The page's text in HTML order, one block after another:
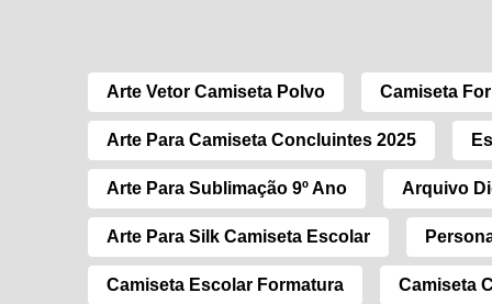
Arte Vetor Camiseta Polvo Camiseta
Arte Para Camiseta Concluintes 2025
Arte Para Sublimação 9º Ano Arquivo
Arte Para Silk Camiseta Escolar
Camiseta Escolar Formatura Camiseta